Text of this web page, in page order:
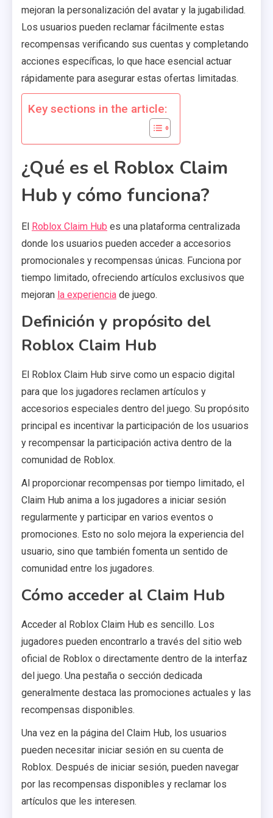
mejoran la personalización del avatar y la jugabilidad.
Los usuarios pueden reclamar fácilmente estas
recompensas verificando sus cuentas y completando
acciones específicas, lo que hace esencial actuar
rápidamente para asegurar estas ofertas limitadas.
Key sections in the article:
¿Qué es el Roblox Claim
Hub y cómo funciona?
El Roblox Claim Hub es una plataforma centralizada
donde los usuarios pueden acceder a accesorios
promocionales y recompensas únicas. Funciona por
tiempo limitado, ofreciendo artículos exclusivos que
mejoran la experiencia de juego.
Definición y propósito del
Roblox Claim Hub
El Roblox Claim Hub sirve como un espacio digital
para que los jugadores reclamen artículos y
accesorios especiales dentro del juego. Su propósito
principal es incentivar la participación de los usuarios
y recompensar la participación activa dentro de la
comunidad de Roblox.
Al proporcionar recompensas por tiempo limitado, el
Claim Hub anima a los jugadores a iniciar sesión
regularmente y participar en varios eventos o
promociones. Esto no solo mejora la experiencia del
usuario, sino que también fomenta un sentido de
comunidad entre los jugadores.
Cómo acceder al Claim Hub
Acceder al Roblox Claim Hub es sencillo. Los
jugadores pueden encontrarlo a través del sitio web
oficial de Roblox o directamente dentro de la interfaz
del juego. Una pestaña o sección dedicada
generalmente destaca las promociones actuales y las
recompensas disponibles.
Una vez en la página del Claim Hub, los usuarios
pueden necesitar iniciar sesión en su cuenta de
Roblox. Después de iniciar sesión, pueden navegar
por las recompensas disponibles y reclamar los
artículos que les interesen.